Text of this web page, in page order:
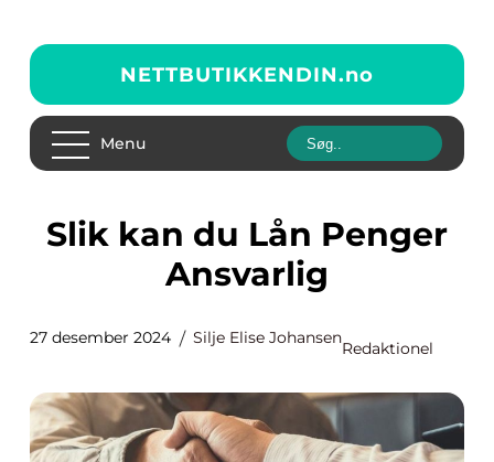
NETTBUTIKKENDIN.no
Menu
Slik kan du Lån Penger
Ansvarlig
27 desember 2024 Silje Elise Johansen
Redaktionel